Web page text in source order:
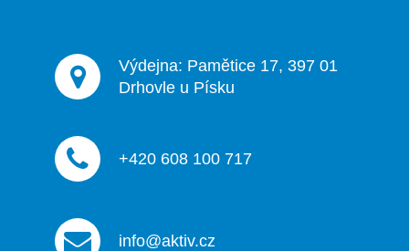
Výdejna: Pamětice 17, 397 01
Drhovle u Písku
+420 608 100 717
info@aktiv.cz